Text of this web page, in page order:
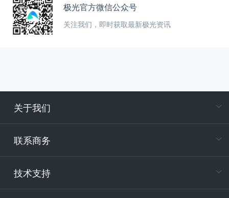
极光官方微信公众号
关注我们，即时获取最新极光资讯
关于我们
联系商务
技术支持
电
400-